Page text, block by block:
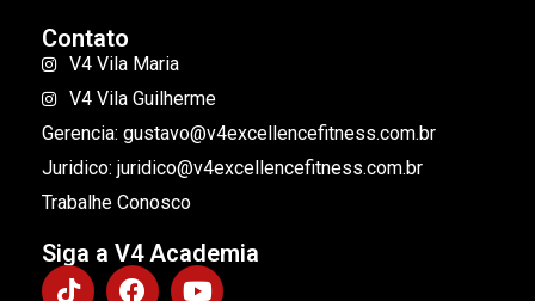
Contato
V4 Vila Maria
V4 Vila Guilherme
Gerencia: gustavo@v4excellencefitness.com.br
Juridico: juridico@v4excellencefitness.com.br
Trabalhe Conosco
Siga a V4 Academia